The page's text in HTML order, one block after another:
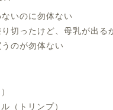
いのに勿体ない
切ったけど、母乳が出る
のが勿体ない
（トリンプ）